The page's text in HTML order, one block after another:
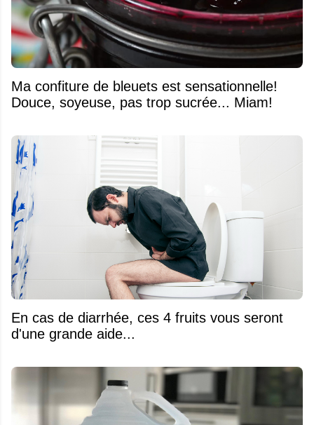
Ma confiture de bleuets est sensationnelle!
Douce, soyeuse, pas trop sucrée... Miam!
En cas de diarrhée, ces 4 fruits vous seront
d'une grande aide...